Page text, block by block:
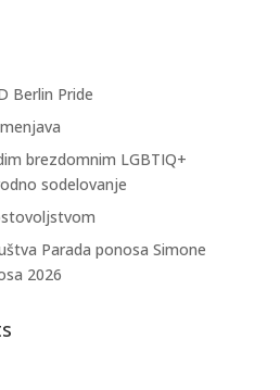
Berlin Pride
brezdomnim LGBTIQ+
sodelovanje
Parada ponosa Simone
2026